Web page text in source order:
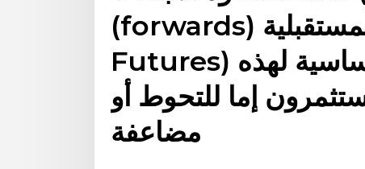
(forwards) والعقود المستقبلية (الفيوتشرز
Futures) هي الإصدارات الأساسية لهذه
إما للتحوط أو